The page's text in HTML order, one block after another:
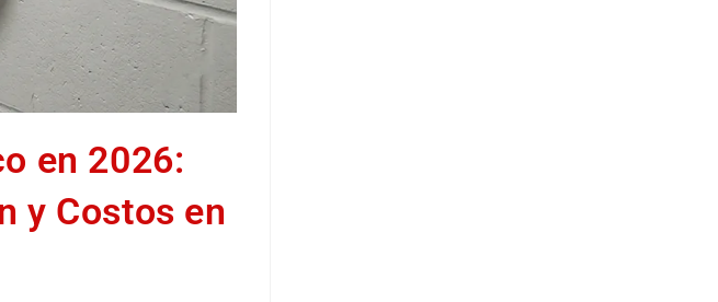
en 2026:
y Costos en